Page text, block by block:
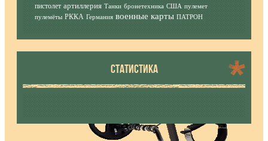
пистолет артиллерия Танки бронетехника США пулемет
пулемёты РККА Германия военные карты ПАТРОН
СТАТИСТИКА